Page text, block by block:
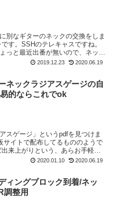
別なギターのネックの交換をしま
す。SSHのテレキャスですね。
っと最近出番が無いので、ネック
。 このギターのネ...
2019.12.23 2020.06.19
ネックラジアスゲージの自
的ならこれでok
スゲージ」というpdfを見つけま
サイトで配布してるもののようで
来上がりという、あらお手軽で
2020.01.10 2020.06.19
ィングブロック到着/ネッ
調整用